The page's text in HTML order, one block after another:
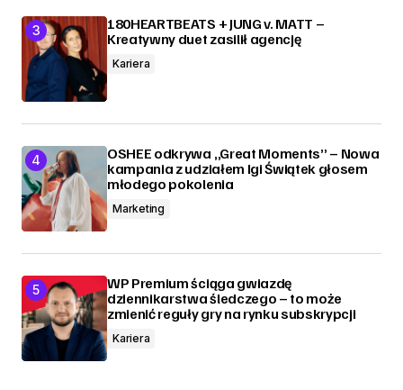
180HEARTBEATS + JUNG v. MATT –
Kreatywny duet zasilił agencję
Kariera
OSHEE odkrywa „Great Moments” – Nowa
kampania z udziałem Igi Świątek głosem
młodego pokolenia
Marketing
WP Premium ściąga gwiazdę
dziennikarstwa śledczego – to może
zmienić reguły gry na rynku subskrypcji
Kariera